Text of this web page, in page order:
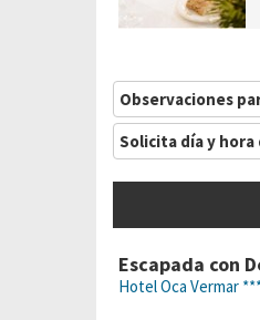
Observaciones
Solicita día y hora
Escapada con
Hotel Oca Vermar